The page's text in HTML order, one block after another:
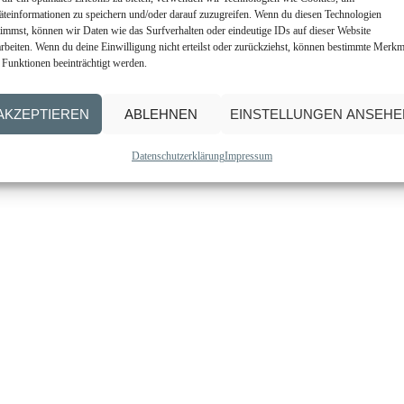
zu speichern und/oder darauf zuzugreifen. Wenn du diesen Technologien
können wir Daten wie das Surfverhalten oder eindeutige IDs auf dieser Website
Wenn du deine Einwilligung nicht erteilst oder zurückziehst, können bestimmte
beeinträchtigt werden.
ABLEHNEN EINSTELLUNGEN
DatenschutzerklärungImpressum
·
CHRISTO FOERSTER | ABENTEUER & VERÄNDERUNG